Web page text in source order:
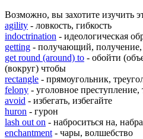
Возможно, вы захотите изучить
agility - ловкость, гибкость
indoctrination - идеологическая
getting - получающий, получение,
get round (around) to - обойти
(вокруг) чтобы
rectangle - прямоугольник,
felony - уголовное преступление,
avoid - избегать, избегайте
huron - гурон
lash out on - наброситься на,
enchantment - чары, волшебство